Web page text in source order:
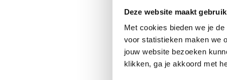
Deze website maakt
Met cookies bieden we je
voor statistieken maken we
jouw website bezoeken
klikken, ga je akkoord met
8